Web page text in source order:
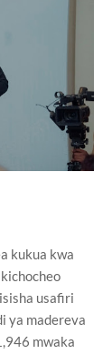
kukua kwa
usafiri
ya madereva
mwaka